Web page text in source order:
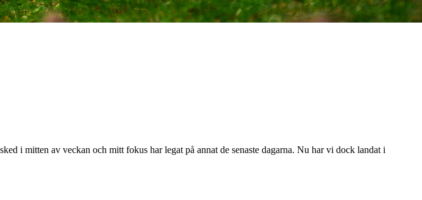
i mitten av veckan och mitt fokus har legat på annat de senaste dagarna. Nu har vi dock landat i